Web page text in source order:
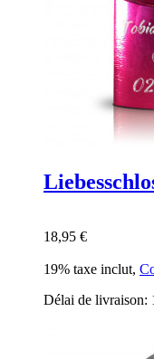
18,95 €
19% taxe inclut,
Délai de livraison: